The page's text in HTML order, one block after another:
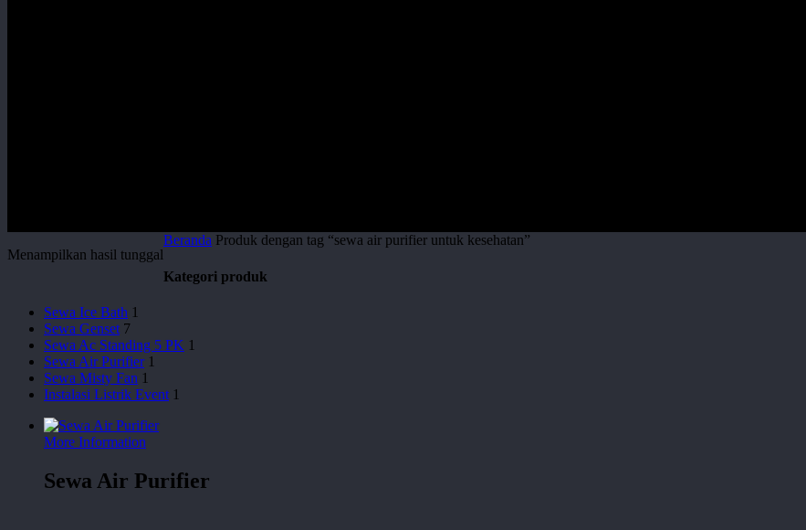
Menampilkan hasil tunggal
Beranda Produk dengan tag “sewa air purifier untuk kesehatan”
Kategori produk
Sewa Ice Bath 1
Sewa Genset 7
Sewa Ac Standing 5 PK 1
Sewa Air Purifier 1
Sewa Misty Fan 1
Instalasi Listrik Event 1
More Information
Sewa Air Purifier